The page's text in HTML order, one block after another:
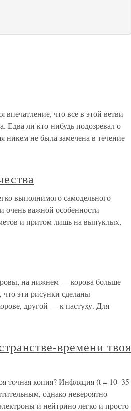
что все в этой ветви
Едва ли кто-нибудь подозревал о
никем не была замечена в течение
выполнимого самодельного
очень важной особенности
и притом лишь на выпуклых,
на нижнем — корова больше
что эти рисунки сделаны
другой — к пастуху. Для
времени твоя
точная копия? Инфляция (t = 10–35
однако невероятно
и нейтрино легко и просто